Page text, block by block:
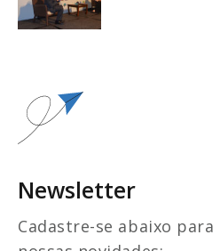
Newsletter
Cadastre-se abaixo